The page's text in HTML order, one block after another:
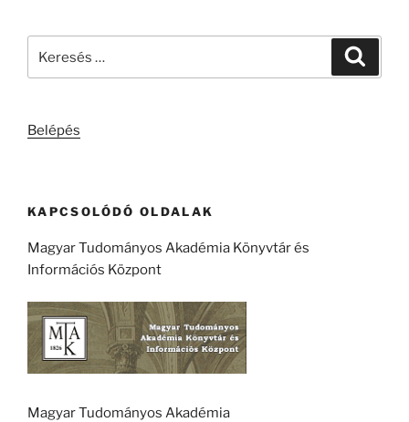
Belépés
KAPCSOLÓDÓ OLDALAK
Magyar Tudományos Akadémia Könyvtár és
Információs Központ
Magyar Tudományos Akadémia